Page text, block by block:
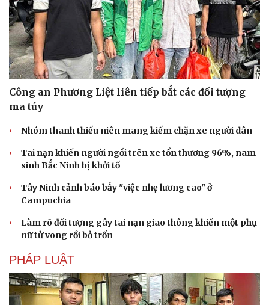
Công an Phương Liệt liên tiếp bắt các đối tượng
ma túy
Nhóm thanh thiếu niên mang kiếm chặn xe người dân
Tai nạn khiến người ngồi trên xe tổn thương 96%, nam
sinh Bắc Ninh bị khởi tố
Tây Ninh cảnh báo bẫy "việc nhẹ lương cao" ở
Campuchia
Làm rõ đối tượng gây tai nạn giao thông khiến một phụ
nữ tử vong rồi bỏ trốn
PHÁP LUẬT